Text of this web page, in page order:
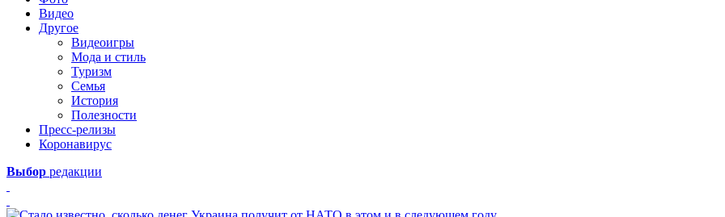
Видео
Другое
Видеоигры
Мода и стиль
Туризм
Семья
История
Полезности
Пресс-релизы
Коронавирус
Выбор редакции